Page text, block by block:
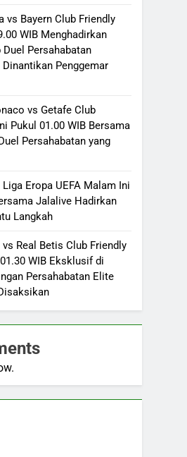
Bayern Club Friendly
WIB Menghadirkan
Persahabatan
Penggemar
vs Getafe Club
Pukul 01.00 WIB Bersama
Persahabatan yang
Eropa UEFA Malam Ini
Jalalive Hadirkan
Langkah
Real Betis Club Friendly
WIB Eksklusif di
Persahabatan Elite